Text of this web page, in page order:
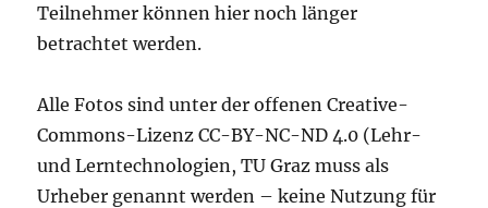
Teilnehmer können hier noch länger
betrachtet werden.
Alle Fotos sind unter der offenen Creative-
Commons-Lizenz CC-BY-NC-ND 4.0 (Lehr-
und Lerntechnologien, TU Graz muss als
Urheber genannt werden – keine Nutzung für